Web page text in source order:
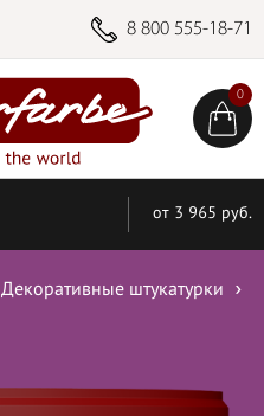
8 800 555-18-71
0
от 3 965 руб.
Декоративные штукатурки